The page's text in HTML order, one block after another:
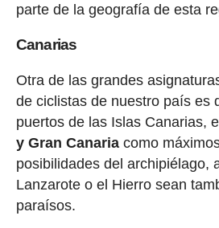
parte de la geografía de esta
Canarias
Otra de las grandes
de ciclistas de nuestro país es
puertos de las Islas Canarias,
y Gran Canariacomo
posibilidades del archipiélago,
Lanzarote o el Hierro sean
paraísos.